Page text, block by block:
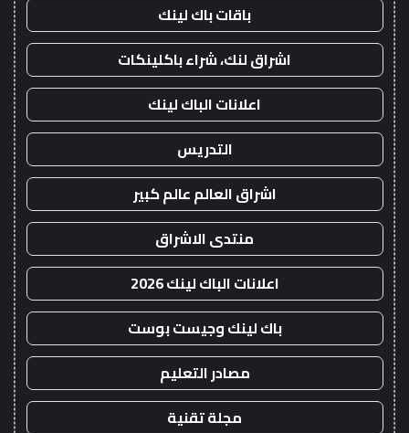
باقات باك لينك
اشراق لنك، شراء باكلينكات
اعلانات الباك لينك
التدريس
اشراق العالم عالم كبير
منتدى الاشراق
اعلانات الباك لينك 2026
باك لينك وجيست بوست
مصادر التعليم
مجلة تقنية